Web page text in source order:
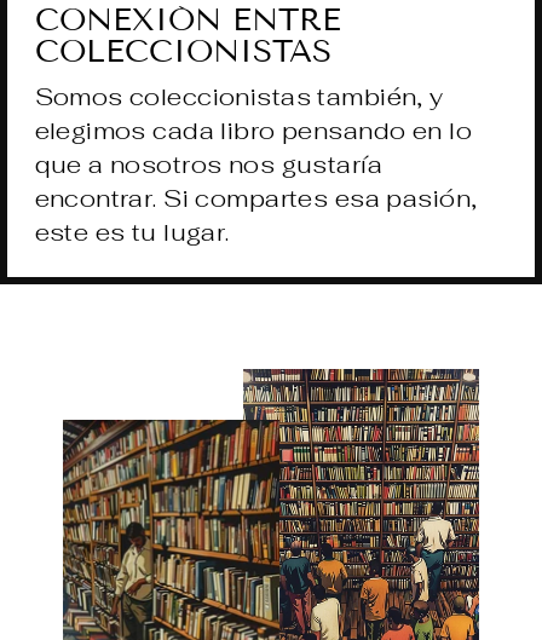
CONEXIÓN ENTRE
COLECCIONISTAS
Somos coleccionistas también, y
elegimos cada libro pensando en lo
que a nosotros nos gustaría
encontrar. Si compartes esa pasión,
este es tu lugar.